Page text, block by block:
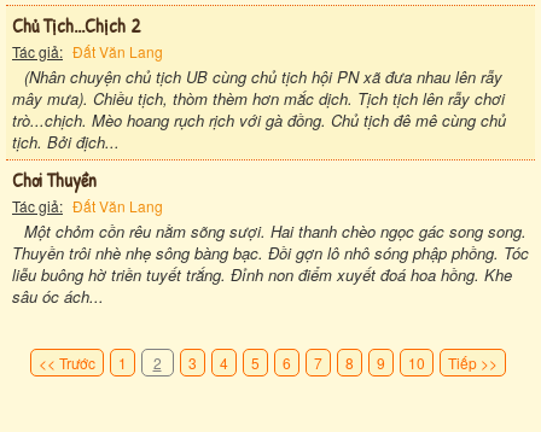
Chủ Tịch...chịch 2
Tác giả: Đất Văn Lang
(Nhân chuyện chủ tịch UB cùng chủ tịch hội PN xã đưa nhau lên rẫy
mây mưa). Chiều tịch, thòm thèm hơn mắc dịch. Tịch tịch lên rẫy chơi
trò...chịch. Mèo hoang rụch rịch với gà đồng. Chủ tịch đê mê cùng chủ
tịch. Bởi địch...
Chơi Thuyền
Tác giả: Đất Văn Lang
Một chỏm cồn rêu nằm sõng sượi. Hai thanh chèo ngọc gác song song.
Thuyền trôi nhè nhẹ sông bàng bạc. Đồi gợn lô nhô sóng phập phồng. Tóc
liễu buông hờ triền tuyết trắng. Đỉnh non điểm xuyết đoá hoa hồng. Khe
sâu óc ách...
<< Trước 1 2 3 4 5 6 7 8 9 10 Tiếp >>